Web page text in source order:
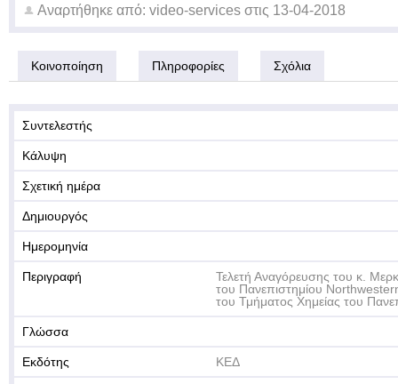
Αναρτήθηκε από: video-services στις 13-04-2018
Κοινοποίηση Πληροφορίες Σχόλια
Συντελεστής
Κάλυψη
Σχετική ημέρα
Δημιουργός
Ημερομηνία
Περιγραφή
Τελετή Αναγόρευσης του κ.
του Πανεπιστημίου
του Τμήματος Χημείας του
Γλώσσα
Εκδότης ΚΕΔ